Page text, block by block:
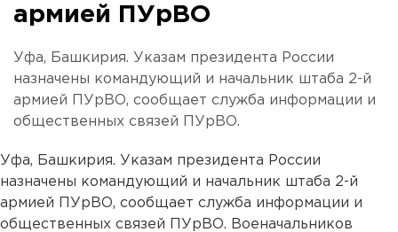
армией ПУрВО
Уфа, Башкирия. Указам президента России
назначены командующий и начальник штаба 2-й
армией ПУрВО, сообщает служба информации и
общественных связей ПУрВО.
Уфа, Башкирия. Указам президента России
назначены командующий и начальник штаба 2-й
армией ПУрВО, сообщает служба информации и
общественных связей ПУрВО. Военачальников